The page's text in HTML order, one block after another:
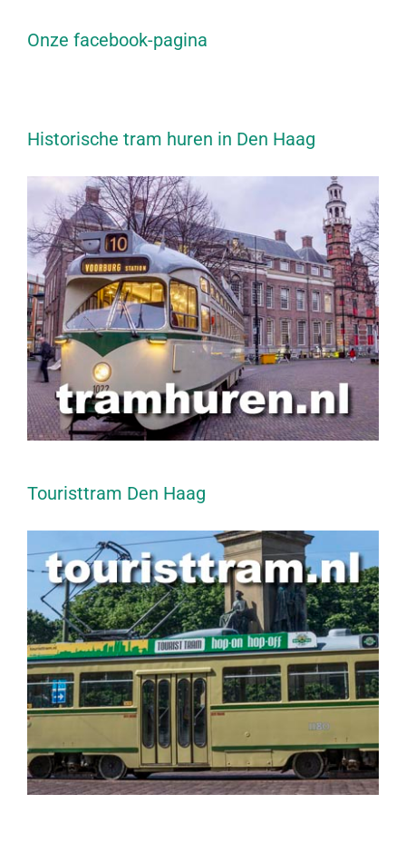
Onze facebook-pagina
Historische tram huren in Den Haag
Touristtram Den Haag